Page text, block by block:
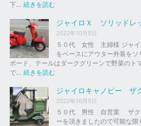
下… 続きを読む
ャ
イ
ロ
以
外
の
イ
ク
車
ジャイロＸ ソリッドレ
2022年10月5日
５０代 女性 主婦様 ジャ
をベースにアウター外装を
ボード、テールはダークグリーンで野菜のト
で… 続きを読む
ャ
イ
ロ
ジャイロキャノピー ザ
2022年10月5日
５０代 男性 自営業 ザク
ーを頂きましたので可能な